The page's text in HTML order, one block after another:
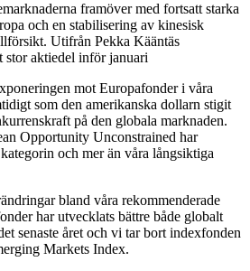
framöver med fortsatt starka
och en stabilisering av kinesisk
Utifrån Pekka Kääntäs
stor aktiedel inför januari
mot Europafonder i våra
som den amerikanska dollarn stigit
på den globala marknaden.
Opportunity Unconstrained har
och mer än våra långsiktiga
bland våra rekommenderade
har utvecklats bättre både globalt
senaste året och vi tar bort indexfonden
Markets Index.